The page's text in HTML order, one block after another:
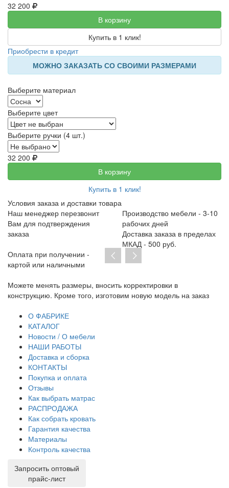
32 200
В корзину
Купить в 1 клик!
Приобрести в кредит
МОЖНО ЗАКАЗАТЬ СО СВОИМИ РАЗМЕРАМИ
Выберите материал
Выберите цвет
Выберите ручки (4 шт.)
32 200
В корзину
Купить в 1 клик!
Условия заказа и доставки товара
Наш менеджер перезвонит
Вам для подтверждения
заказа
Производство мебели - 3-10
рабочих дней
Доставка заказа в пределах
МКАД - 500 руб.
Оплата при получении -
картой или наличными
Можете менять размеры, вносить корректировки в
конструкцию. Кроме того, изготовим новую модель на заказ
О ФАБРИКЕ
КАТАЛОГ
Новости / О мебели
НАШИ РАБОТЫ
Доставка и сборка
КОНТАКТЫ
Покупка и оплата
Отзывы
Как выбрать матрас
РАСПРОДАЖА
Как собрать кровать
Гарантия качества
Материалы
Контроль качества
Запросить оптовый
прайс-лист